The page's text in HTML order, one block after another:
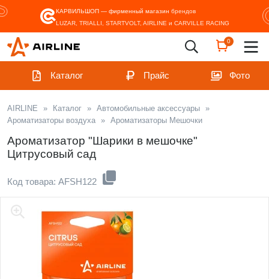
КАРВИЛЬШОП — фирменный магазин брендов
LUZAR, TRIALLI, STARTVOLT, AIRLINE и CARVILLE RACING
0
Каталог Прайс Фото
AIRLINE » Каталог » Автомобильные аксессуары »
Ароматизаторы воздуха » Ароматизаторы Мешочки
Ароматизатор "Шарики в мешочке"
Цитрусовый сад
Код товара: AFSH122